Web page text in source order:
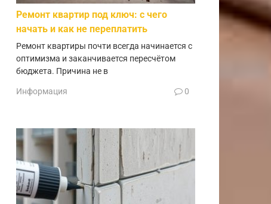
Ремонт квартир под ключ: с чего
начать и как не переплатить
Ремонт квартиры почти всегда начинается с
оптимизма и заканчивается пересчётом
бюджета. Причина не в
Информация 0